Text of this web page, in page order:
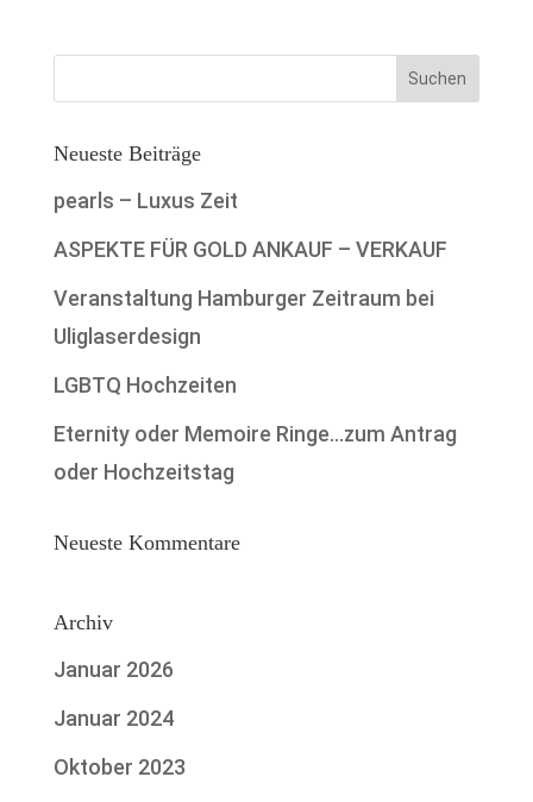
Neueste Beiträge
pearls – Luxus Zeit
ASPEKTE FÜR GOLD ANKAUF – VERKAUF
Veranstaltung Hamburger Zeitraum bei
Uliglaserdesign
LGBTQ Hochzeiten
Eternity oder Memoire Ringe…zum Antrag
oder Hochzeitstag
Neueste Kommentare
Archiv
Januar 2026
Januar 2024
Oktober 2023